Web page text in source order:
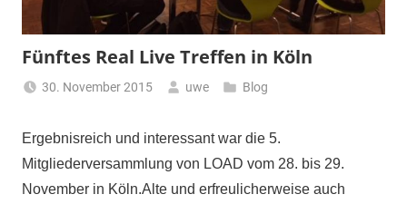
Fünftes Real Live Treffen in Köln
30. November 2015 uwe Blog
Ergebnisreich und interessant war die 5.
Mitgliederversammlung von LOAD vom 28. bis 29.
November in Köln.Alte und erfreulicherweise auch